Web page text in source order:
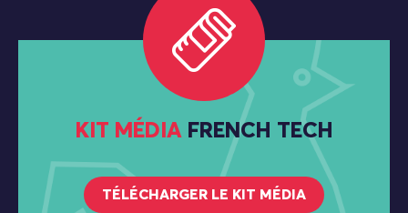
KIT MÉDIA FRENCH TECH
TÉLÉCHARGER LE KIT MÉDIA